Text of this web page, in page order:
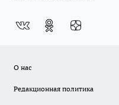
О нас
Редакционная политика